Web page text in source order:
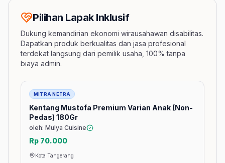
Pilihan Lapak Inklusif
Dukung kemandirian ekonomi wirausahawan disabilitas.
Dapatkan produk berkualitas dan jasa profesional
terdekat langsung dari pemilik usaha, 100% tanpa
biaya admin.
Barang
MITRA NETRA
Kentang Mustofa Premium Varian Anak (Non-
Pedas) 180Gr
oleh: Mulya Cuisine
Rp 70.000
Kota Tangerang